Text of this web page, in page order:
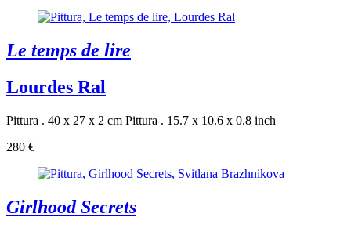
Le temps de lire
Lourdes Ral
Pittura . 40 x 27 x 2 cm Pittura . 15.7 x 10.6 x 0.8 inch
280 €
Girlhood Secrets